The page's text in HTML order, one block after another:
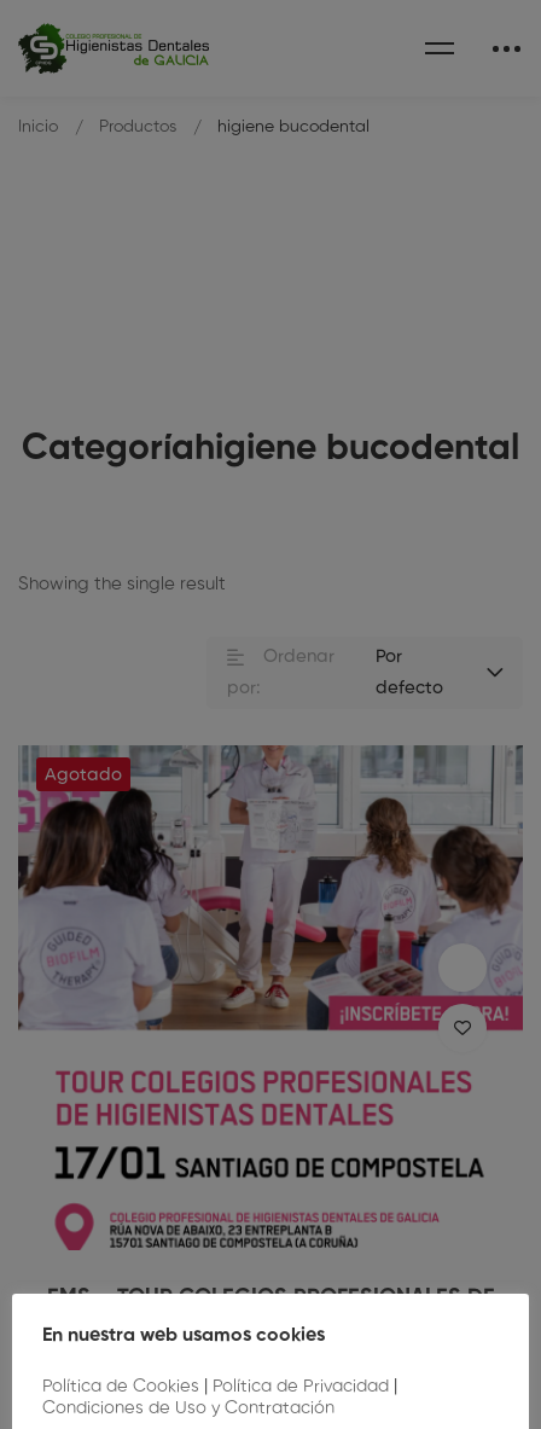
Categoríahigiene bucodental
Inicio Productos higiene bucodental
Showing the single result
Ordenar
por:
Por
defecto
Agotado
EMS – TOUR COLEGIOS PROFESIONALES DE
HIGIENISTAS DENTALES
En nuestra web usamos cookies
Política de Cookies Política de Privacidad
Condiciones de Uso y Contratación